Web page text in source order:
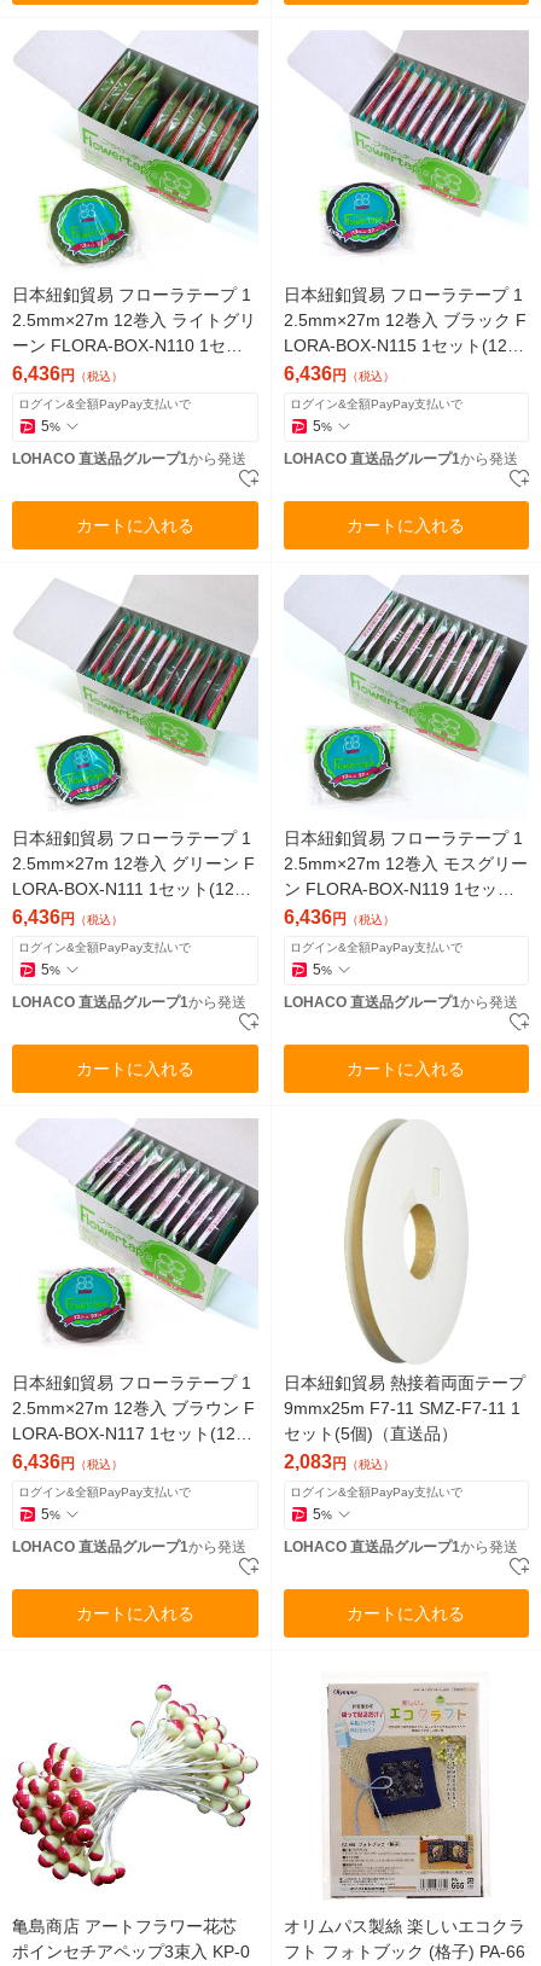
日本紐釦貿易 フローラテープ 1
2.5mm×27m 12巻入 ライトグリ
ーン FLORA-BOX-N110 1セッ
ト(12巻)（直送品）
6,436円 （税込）
ログイン&全額PayPay支払いで
5%
LOHACO 直送品グループ1から発送
カートに入れる
日本紐釦貿易 フローラテープ 1
2.5mm×27m 12巻入 ブラック F
LORA-BOX-N115 1セット(12
巻)（直送品）
6,436円 （税込）
ログイン&全額PayPay支払いで
5%
LOHACO 直送品グループ1から発送
カートに入れる
日本紐釦貿易 フローラテープ 1
2.5mm×27m 12巻入 グリーン F
LORA-BOX-N111 1セット(12巻)
（直送品）
6,436円 （税込）
ログイン&全額PayPay支払いで
5%
LOHACO 直送品グループ1から発送
カートに入れる
日本紐釦貿易 フローラテープ 1
2.5mm×27m 12巻入 モスグリー
ン FLORA-BOX-N119 1セット
(12巻)（直送品）
6,436円 （税込）
ログイン&全額PayPay支払いで
5%
LOHACO 直送品グループ1から発送
カートに入れる
日本紐釦貿易 フローラテープ 1
2.5mm×27m 12巻入 ブラウン F
LORA-BOX-N117 1セット(12
巻)（直送品）
6,436円 （税込）
ログイン&全額PayPay支払いで
5%
LOHACO 直送品グループ1から発送
カートに入れる
日本紐釦貿易 熱接着両面テープ
9mmx25m F7-11 SMZ-F7-11 1
セット(5個)（直送品）
2,083円 （税込）
ログイン&全額PayPay支払いで
5%
LOHACO 直送品グループ1から発送
カートに入れる
亀島商店 アートフラワー花芯
ポインセチアペップ3束入 KP-0
オリムパス製絲 楽しいエコクラ
フト フォトブック (格子) PA-66